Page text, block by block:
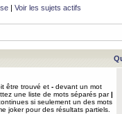
| Voir les sujets actifs
être trouvé et - devant un mot
une liste de mots séparés par|
si seulement un des mots
joker pour des résultats partiels.